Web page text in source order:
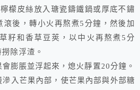
檬皮絲放入瑭瓷鑄鐵鍋或厚底不鏽
滾後，轉小火再熬煮5分鐘，然後加
籽和香草豆莢，以中火再熬煮5分
除浮渣。
膨脹並浮起來，熄火靜置20分鐘。
入芒果內部，使芒果內部與外部糖